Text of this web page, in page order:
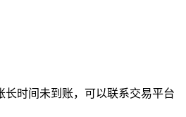
时间未到账，可以联系交易平台